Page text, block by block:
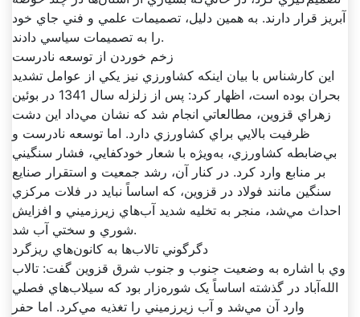
آبريز قرار دارند. به همين دليل، تصميمات علمي و فني جاي خود
را به تصميمات سياسي دادند.
زخم خوردن از توسعه نادرست
اين کارشناس با بيان اينکه کشاورزي نيز يکي از عوامل تشديد
بحران بوده است، اظهار کرد: پس از زلزله سال 1341 در بوئين
زهراي قزوين، مطالعاتي انجام شد که نشان مي‌داد اين دشت
ظرفيت بالايي براي کشاورزي دارد. اما توسعه نادرست و
بي‌ضابطه کشاورزي، به‌ويژه با شعار خودکفايي، فشار سنگيني
بر منابع وارد کرد. در کنار آن، رشد جمعيت و استقرار صنايع
سنگين مانند فولاد در قزوين، که اساساً نبايد در فلات مرکزي
احداث مي‌شد، منجر به تخليه شديد آب‌هاي زيرزميني و افزايش
شوري و سختي آب شد.
دگرگوني تالاب‌ها به کانون‌هاي ريزگرد
وي با اشاره به وضعيت جنوب و جنوب شرق قزوين گفت: تالاب
الله‌آباد در گذشته اساساً يک شوره‌زار بود که سيلاب‌هاي فصلي
وارد آن مي‌شد و آب زيرزميني را تغذيه مي‌کرد. اما حفر